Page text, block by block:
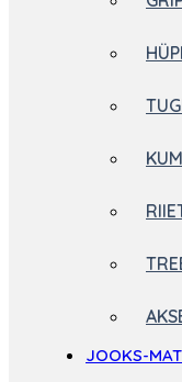
JOOKS-